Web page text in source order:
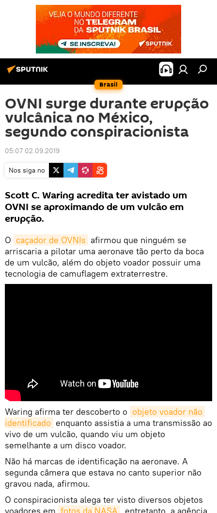
Brasil
OVNI surge durante erupção
vulcânica no México,
segundo conspiracionista
05:07 02.09.2019
Nos siga no
Scott C. Waring acredita ter avistado um
OVNI se aproximando de um vulcão em
erupção.
O caçador de OVNIs afirmou que ninguém se
arriscaria a pilotar uma aeronave tão perto da boca
de um vulcão, além do objeto voador possuir uma
tecnologia de camuflagem extraterrestre.
Waring afirma ter descoberto o objeto voador não
identificado enquanto assistia a uma transmissão ao
vivo de um vulcão, quando viu um objeto
semelhante a um disco voador.
Não há marcas de identificação na aeronave. A
segunda câmera que estava no canto superior não
gravou nada, afirmou.
O conspiracionista alega ter visto diversos objetos